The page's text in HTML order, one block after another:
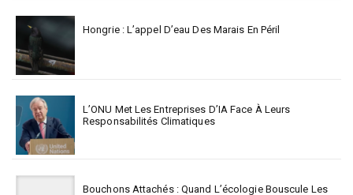
Hongrie : L’appel D’eau Des Marais En Péril
L’ONU Met Les Entreprises D’IA Face À Leurs
Responsabilités Climatiques
Bouchons Attachés : Quand L’écologie Bouscule Les